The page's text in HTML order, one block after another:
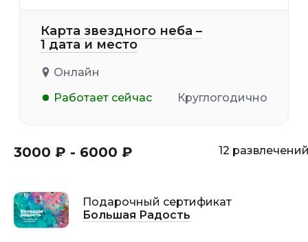
Карта звездного неба –
1 дата и место
Онлайн
Работает сейчас
Круглогодично
3000 ₽ - 6000 ₽ 12
Подарочный сертификат
Большая Радость